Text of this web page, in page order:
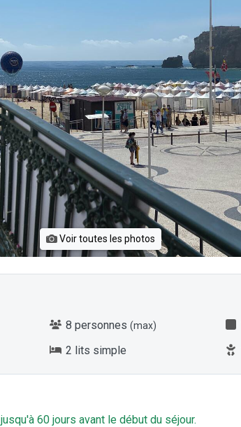
Voir toutes les photos
8 personnes (max)
2 lits simple
jusqu'à 60 jours avant le début du séjour.